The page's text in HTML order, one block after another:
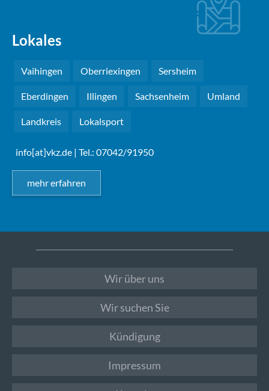
Lokales
Vaihingen Oberriexingen Sersheim
Eberdingen Illingen Sachsenheim Umland
Landkreis Lokalsport
info[at]vkz.de | Tel.: 07042/91950
mehr erfahren
Wir über uns
Wir suchen Sie
Kündigung
Impressum